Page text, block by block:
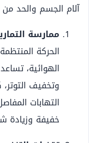
آلام الجسم والحد من
ممارسة
الحركة
الهوائية،
وتخفيف
التهابات
خفيفة وزيادة